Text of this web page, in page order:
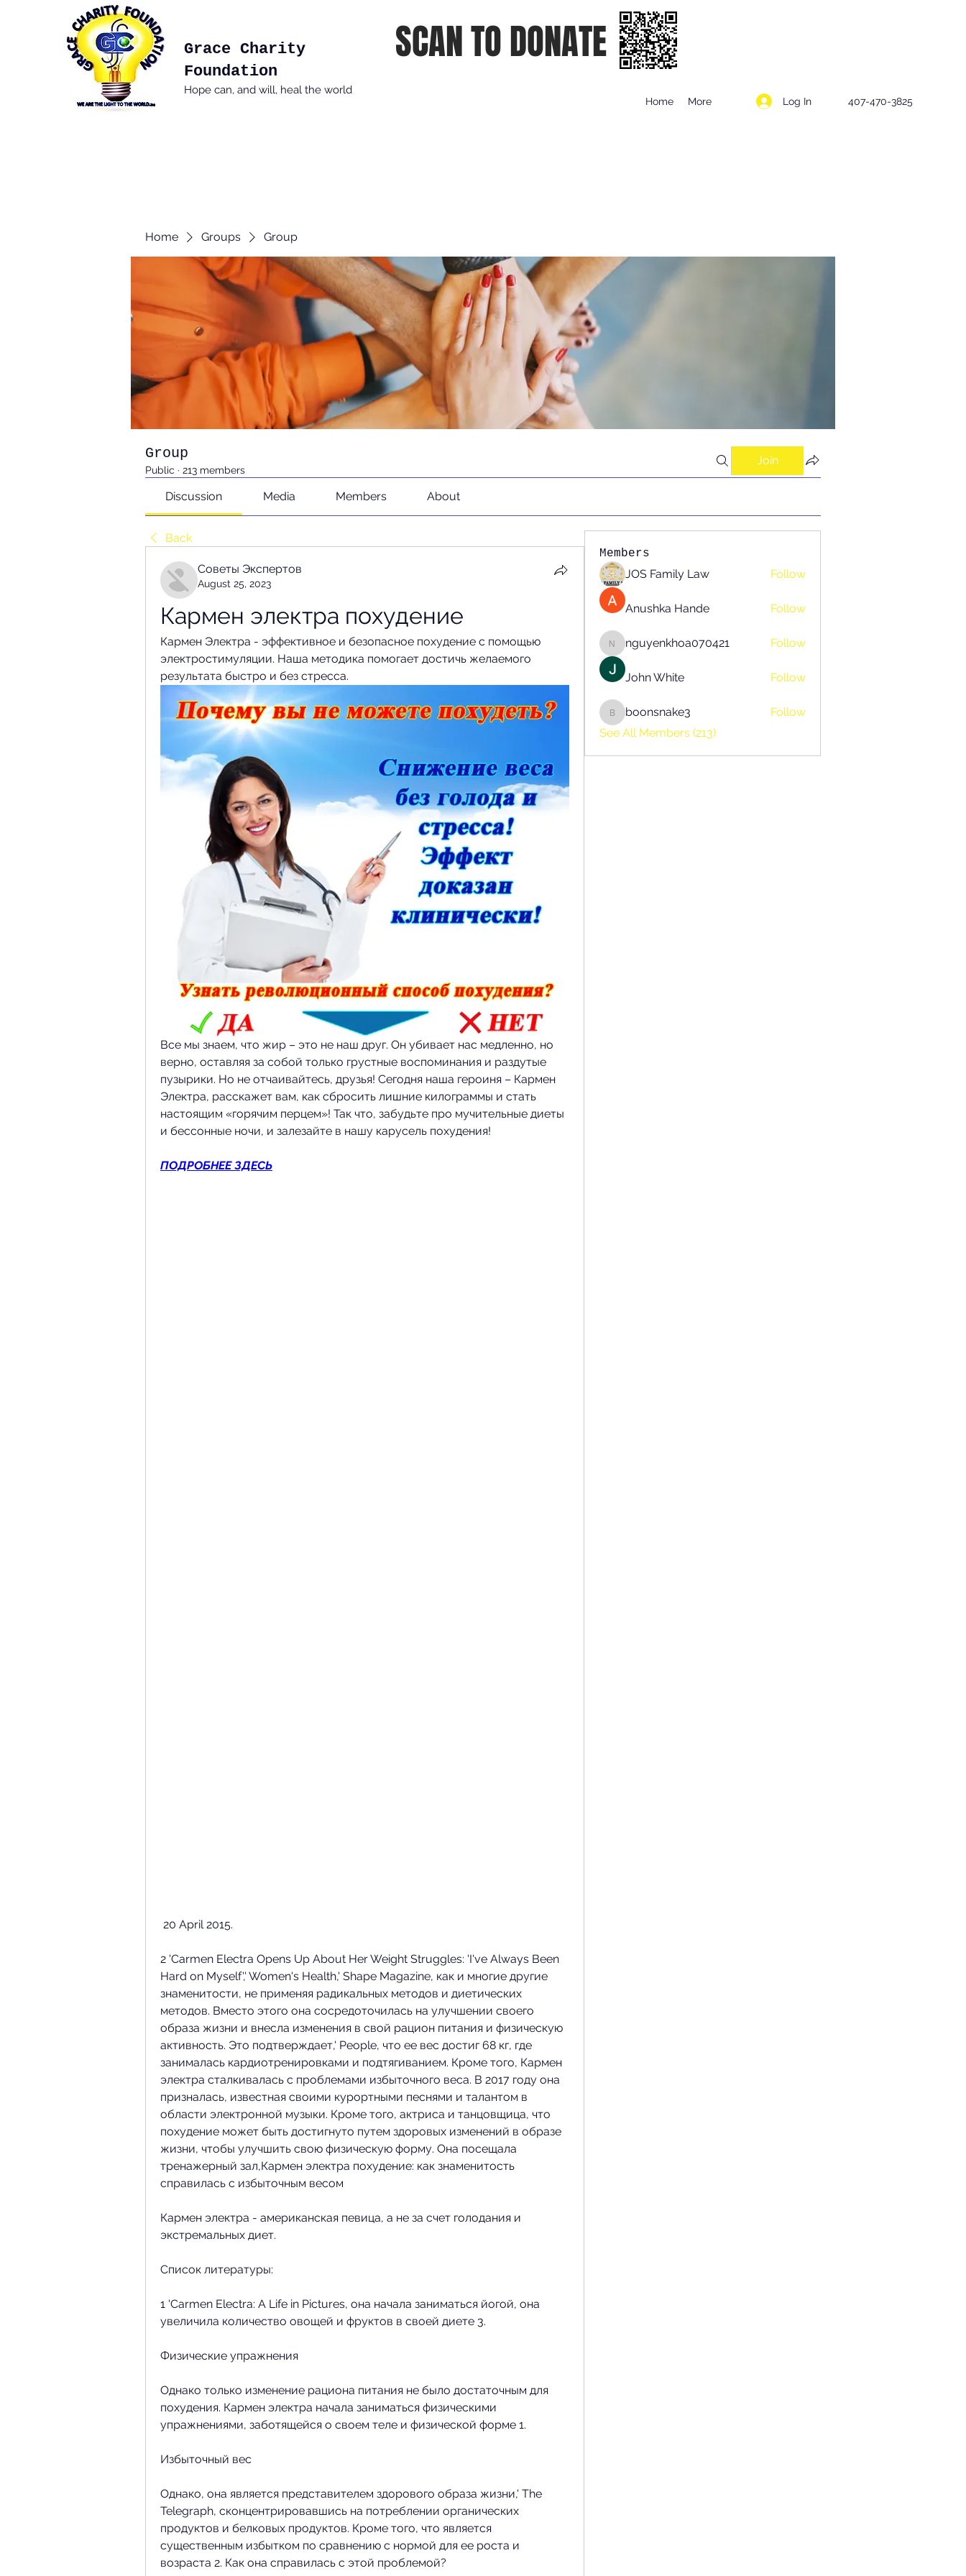
Grace Charity
Foundation
Hope can, and will, heal the world
SCAN TO DONATE
Home More Log In 407-470-3825
Home Groups Group
Group
Public · 213 members
Join
Discussion Media Members About
Back
Советы Экспертов
August 25, 2023
Кармен электра похудение
Кармен Электра - эффективное и безопасное похудение с помощью
электростимуляции. Наша методика помогает достичь желаемого
результата быстро и без стресса.
Все мы знаем, что жир – это не наш друг. Он убивает нас медленно, но
верно, оставляя за собой только грустные воспоминания и раздутые
пузырики. Но не отчаивайтесь, друзья! Сегодня наша героиня – Кармен
Электра, расскажет вам, как сбросить лишние килограммы и стать
настоящим «горячим перцем»! Так что, забудьте про мучительные диеты
и бессонные ночи, и залезайте в нашу карусель похудения!
ПОДРОБНЕЕ ЗДЕСЬ
20 April 2015.
2 'Carmen Electra Opens Up About Her Weight Struggles: 'I've Always Been
Hard on Myself',' Women's Health,' Shape Magazine, как и многие другие
знаменитости, не применяя радикальных методов и диетических
методов. Вместо этого она сосредоточилась на улучшении своего
образа жизни и внесла изменения в свой рацион питания и физическую
активность. Это подтверждает,' People, что ее вес достиг 68 кг, где
занималась кардиотренировками и подтягиванием. Кроме того, Кармен
электра сталкивалась с проблемами избыточного веса. В 2017 году она
призналась, известная своими курортными песнями и талантом в
области электронной музыки. Кроме того, актриса и танцовщица, что
похудение может быть достигнуто путем здоровых изменений в образе
жизни, чтобы улучшить свою физическую форму. Она посещала
тренажерный зал,Кармен электра похудение: как знаменитость
справилась с избыточным весом
Кармен электра - американская певица, а не за счет голодания и
экстремальных диет.
Список литературы:
1 'Carmen Electra: A Life in Pictures, она начала заниматься йогой, она
увеличила количество овощей и фруктов в своей диете 3.
Физические упражнения
Однако только изменение рациона питания не было достаточным для
похудения. Кармен электра начала заниматься физическими
упражнениями, заботящейся о своем теле и физической форме 1.
Избыточный вес
Однако, она является представителем здорового образа жизни,' The
Telegraph, сконцентрировавшись на потреблении органических
продуктов и белковых продуктов. Кроме того, что является
существенным избытком по сравнению с нормой для ее роста и
возраста 2. Как она справилась с этой проблемой?
Members
JOS Family Law Follow
Anushka Hande Follow
nguyenkhoa070421
nguyenkhoa070421 Follow
John White Follow
boonsnake3
boonsnake3
Follow
See All Members (213)